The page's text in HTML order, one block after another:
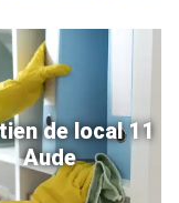
de local 11
Aude